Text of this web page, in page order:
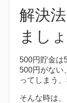
解決
まし
500円貯金は
500円がない
ってしまう
そんな時は